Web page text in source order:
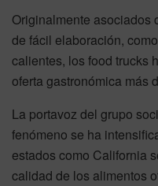
Originalmente asociados
de fácil elaboración,
calientes, los food trucks
oferta gastronómica más
La portavoz del grupo
fenómeno se ha
estados como California
calidad de los alimentos